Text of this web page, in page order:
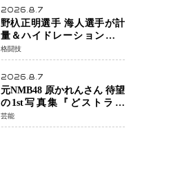
を描く注目作
2026.8.7
野杁正明選手 海人選手が計
量＆ハイドレーションテス
トをクリア「ONE
SAMURAI 2」決戦へ万全の
準備整う
格闘技
2026.8.7
元NMB48 原かれんさん 待望
の1st写真集『どストライ
ク』発売決定 バリで魅せる
25歳の新境地
芸能